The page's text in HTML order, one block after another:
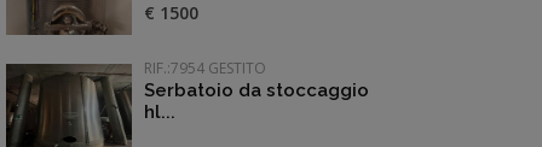
€ 1500
RIF.:7954 GESTITO
Serbatoio da stoccaggio
hl...